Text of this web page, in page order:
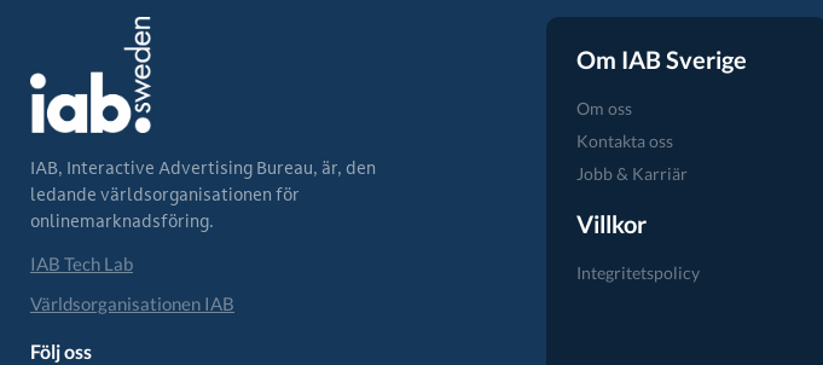
IAB, Interactive Advertising Bureau, är, den
ledande världsorganisationen för
onlinemarknadsföring.
IAB Tech Lab
Världsorganisationen IAB
Följ oss
Om IAB Sverige
Om oss
Kontakta oss
Jobb & Karriär
Villkor
Integritetspolicy